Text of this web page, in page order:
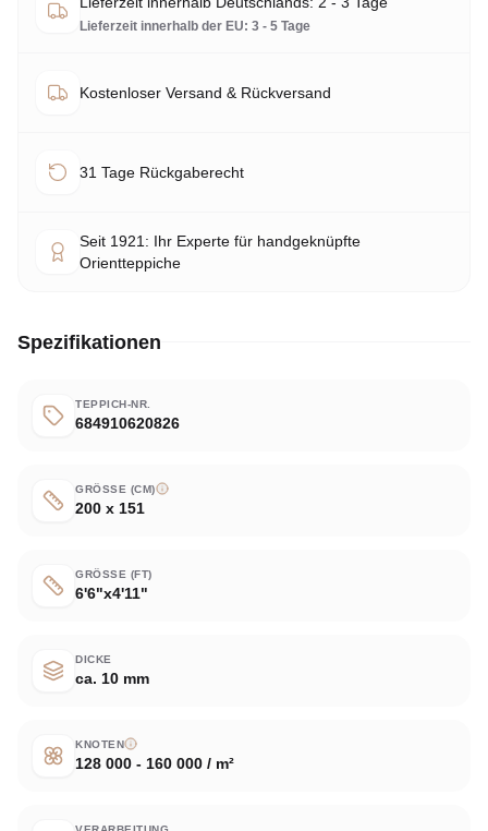
Lieferzeit innerhalb der EU: 3 - 5 Tage
Kostenloser Versand & Rückversand
31 Tage Rückgaberecht
Seit 1921: Ihr Experte für handgeknüpfte
Orientteppiche
Spezifikationen
TEPPICH-NR.
684910620826
GRÖSSE (CM)
200 x 151
GRÖSSE (FT)
6'6"x4'11"
DICKE
ca. 10 mm
KNOTEN
128 000 - 160 000 / m²